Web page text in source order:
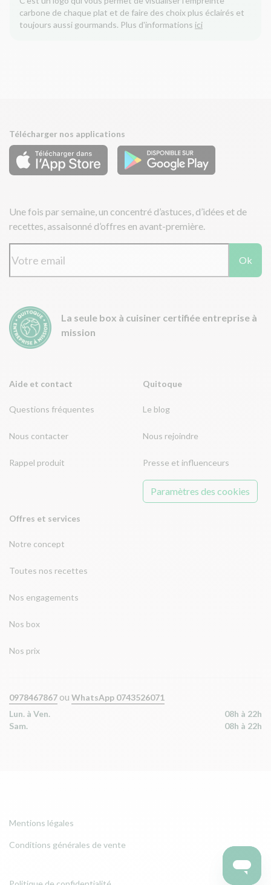
carbone de chaque plat et de faire des choix plus éclairés et
toujours aussi gourmands. Plus d'informations ici
Aide et contact
Questions fréquentes
Nous contacter
Rappel produit
Offres et services
Notre concept
Toutes nos recettes
Nos engagements
Nos box
Nos prix
Quitoque
Le blog
Nous rejoindre
Presse et influenceurs
Paramètres des cookies
Télécharger nos applications
Une fois par semaine, un concentré d’astuces, d’idées et de
recettes, assaisonné d’offres en avant-première.
Ok
La seule box à cuisiner certifiée entreprise à
mission
0978467867 ou WhatsApp 0743526071
Lun. à Ven.
08h à 22h
Sam.
08h à 22h
Mentions légales
Conditions générales de vente